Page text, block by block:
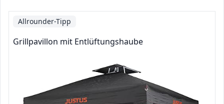
Allrounder-Tipp
Grillpavillon mit Entlüftungshaube